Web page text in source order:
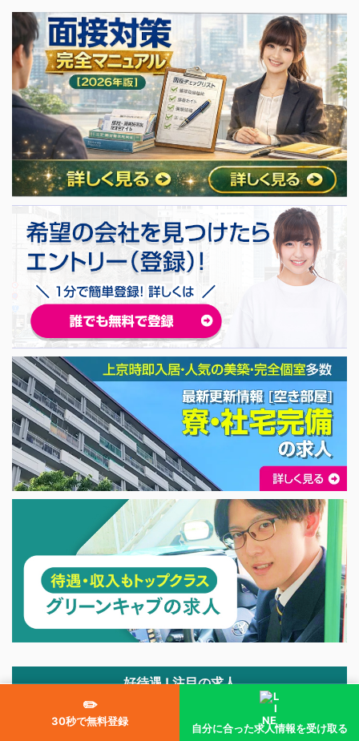
好待遇 ! 注目の求人
タクシー求人 新着情報｜入社祝い金【タクシージョブ】
✏️
30秒で無料登録
自分に合った求人情報を受け取る